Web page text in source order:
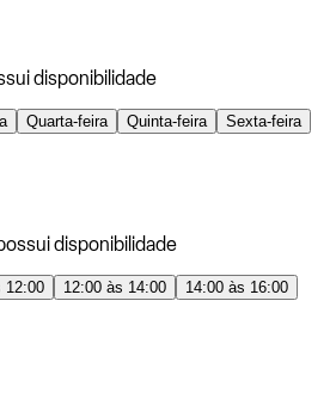
disponibilidade
Quarta-feira Quinta-feira
Sexta-feira
disponibilidade
12:00 12:00 às 14:00
14:00 às 16:00